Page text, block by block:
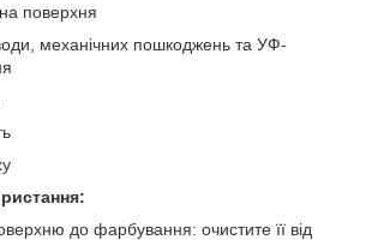
поверхня
механічних пошкоджень та УФ-
до фарбування: очистите її від